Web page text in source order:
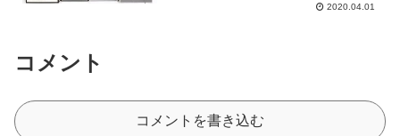
2020.04.01
コメント
コメントを書き込む